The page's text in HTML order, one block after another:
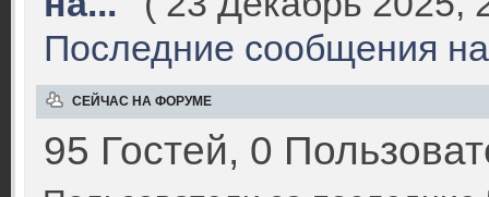
Последние сообщения
СЕЙЧАС НА ФОРУМЕ
95 Гостей, 0